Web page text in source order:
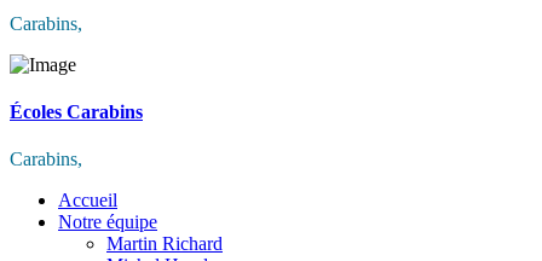
Carabins,
Écoles Carabins
Carabins,
Accueil
Notre équipe
Martin Richard